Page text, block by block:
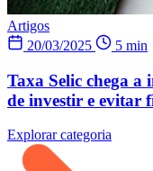
Artigos
20/03/2025
5 min
Taxa Selic chega a
de investir e evitar
Explorar categoria